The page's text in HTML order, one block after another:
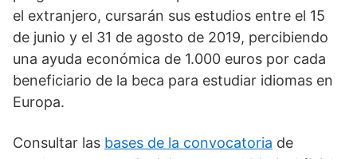
el extranjero, cursarán sus estudios entre el 15
de junio y el 31 de agosto de 2019, percibiendo
una ayuda económica de 1.000 euros por cada
beneficiario de la beca para estudiar idiomas en
Europa.
Consultar las bases de la convocatoria de